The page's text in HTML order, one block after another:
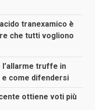
tranexamico è
che tutti vogliono
truffe in
come difendersi
ottiene voti più